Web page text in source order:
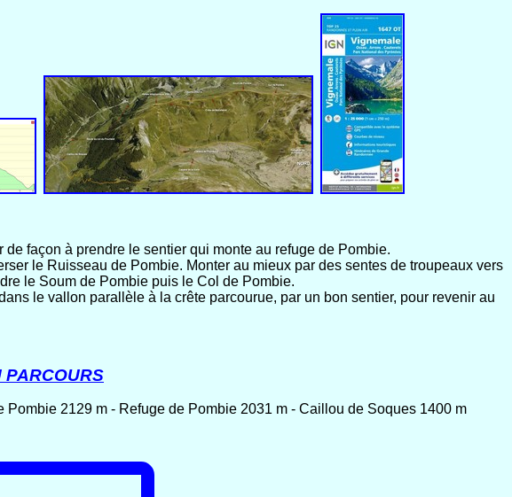
façon à prendre le sentier qui monte au refuge de Pombie.
le Ruisseau de Pombie. Monter au mieux par des sentes de troupeaux vers
le Soum de Pombie puis le Col de Pombie.
le vallon parallèle à la crête parcourue, par un bon sentier, pour revenir au
PARCOURS
2129 m - Refuge de Pombie 2031 m - Caillou de Soques 1400 m